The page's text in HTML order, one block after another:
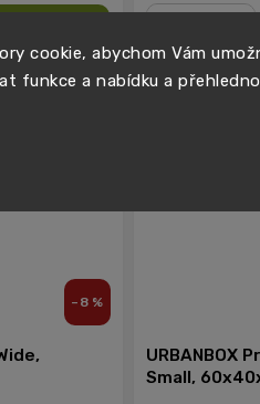
cookie, abychom Vám
funkce a nabídku a
+
−
–8 %
URBANBOX
Small,